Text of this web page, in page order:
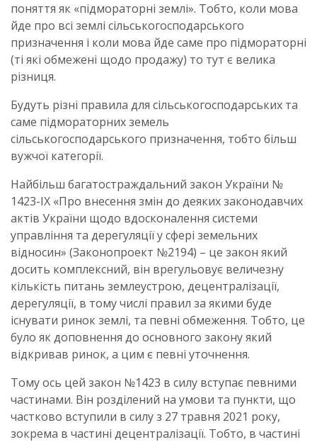
поняття як «підмораторні землі». Тобто, коли мова
йде про всі землі сільськогосподарського
призначення і коли мова йде саме про підмораторні
(ті які обмежені щодо продажу) то тут є велика
різниця.
Будуть різні правила для сільськогосподарських та
саме підмораторних земель
сільськогосподарського призначення, тобто більш
вужчої категорії.
Найбільш багатостраждальний закон України №
1423-IX «Про внесення змін до деяких законодавчих
актів України щодо вдосконалення системи
управління та дерегуляції у сфері земельних
відносин» (Законопроект №2194) – це закон який
досить комплексний, він врегульовує величезну
кількість питань землеустрою, децентралізації,
дерегуляції, в тому числі правил за якими буде
існувати ринок землі, та певні обмеження. Тобто, це
було як доповнення до основного закону який
відкривав ринок, а цим є певні уточнення.
Тому ось цей закон №1423 в силу вступає певними
частинами. Він розділений на умови та пункти, що
частково вступили в силу з 27 травня 2021 року,
зокрема в частині децентралізації. Тобто, в частині